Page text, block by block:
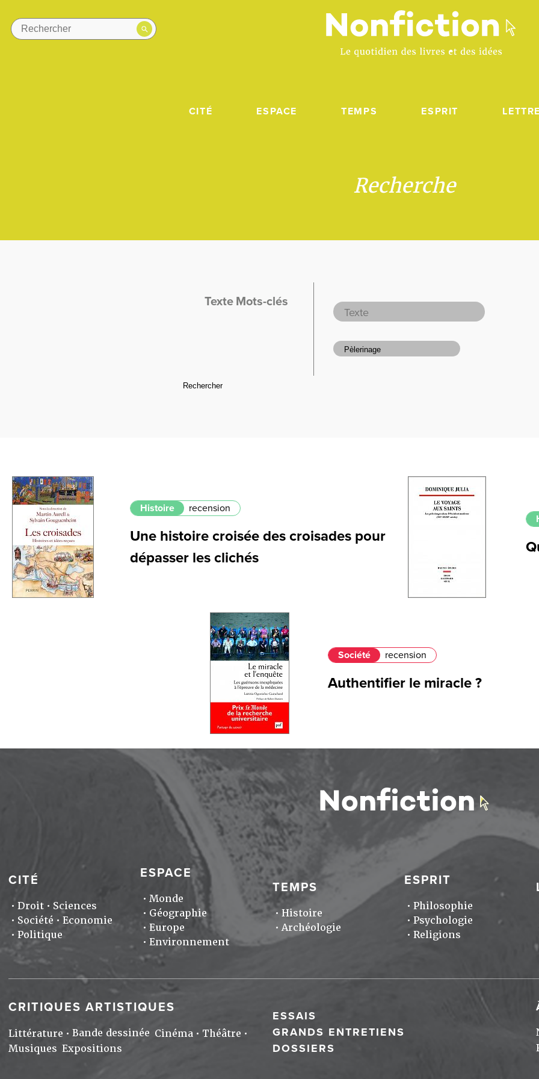
CITÉ ESPACE TEMPS ESPRIT
Recherche
Texte Mots-clés
Histoire recension
Une histoire croisée des croisades pour
dépasser les clichés
Société recension
Authentifier le miracle ?
CITÉ
Droit
Sciences
Société
Economie
Politique
ESPACE
Monde
Géographie
Europe
Environnement
TEMPS
Histoire
Archéologie
ESPRIT
Philosophie
Psychologie
Religions
CRITIQUES ARTISTIQUES
Littérature Bande dessinée Cinéma
Théâtre
Musiques Expositions
ESSAIS
GRANDS ENTRETIENS
DOSSIERS